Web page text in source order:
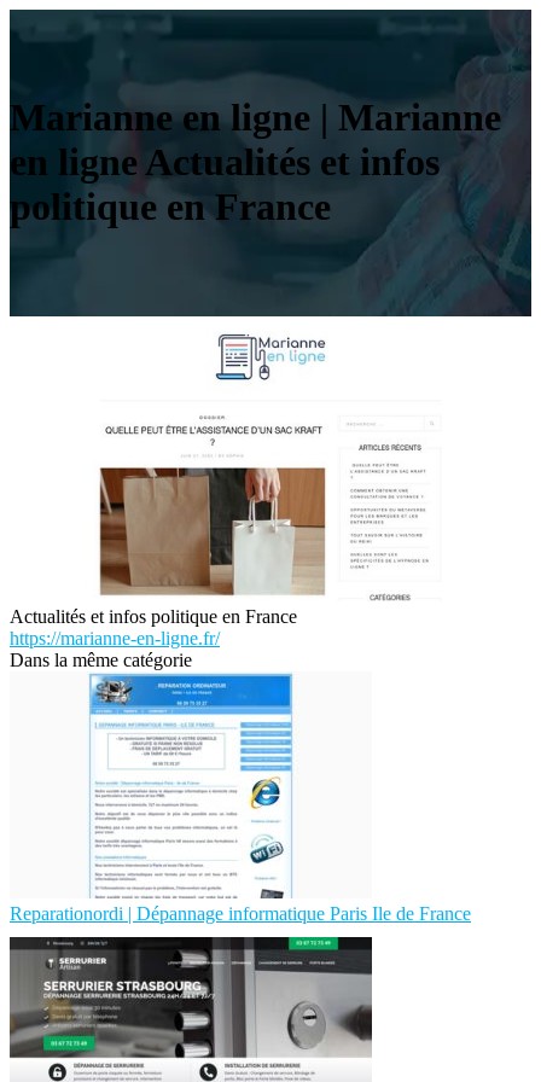
Marianne en ligne | Marianne
en ligne Actualités et infos
politique en France
Actualités et infos politique en France
https://marianne-en-ligne.fr/
Dans la même catégorie
Reparatio­nor­di | Dépannage infor­mati­que Paris Ile de France